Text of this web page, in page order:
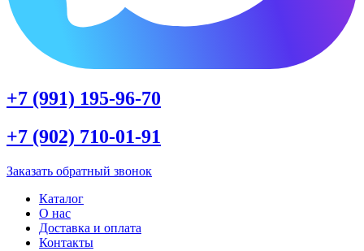
+7 (991) 195-96-70
+7 (902) 710-01-91
Заказать обратный звонок
Каталог
О нас
Доставка и оплата
Контакты